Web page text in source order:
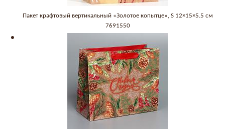
Пакет крафтовый вертикальный «Золотое копытце», S 12×15×5.5 см
7691550